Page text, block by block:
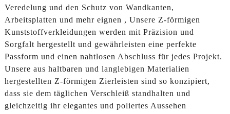
Veredelung und den Schutz von Wandkanten,
Arbeitsplatten und mehr eignen , Unsere Z-förmigen
Kunststoffverkleidungen werden mit Präzision und
Sorgfalt hergestellt und gewährleisten eine perfekte
Passform und einen nahtlosen Abschluss für jedes Projekt.
Unsere aus haltbaren und langlebigen Materialien
hergestellten Z-förmigen Zierleisten sind so konzipiert,
dass sie dem täglichen Verschleiß standhalten und
gleichzeitig ihr elegantes und poliertes Aussehen